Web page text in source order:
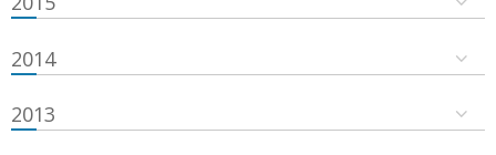
2014
2013